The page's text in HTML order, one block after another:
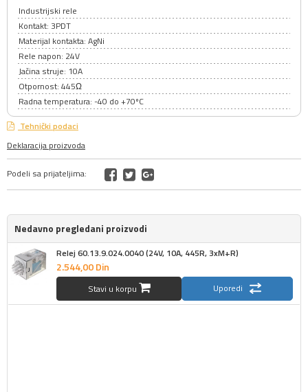
Industrijski rele
Kontakt: 3PDT
Materijal kontakta: AgNi
Rele napon: 24V
Jačina struje: 10A
Otpornost: 445Ω
Radna temperatura: -40 do +70ºC
Tehnički podaci
Deklaracija proizvoda
Podeli sa prijateljima:
Nedavno pregledani proizvodi
Relej 60.13.9.024.0040 (24V, 10A, 445R, 3xM+R)
2.544,00Din
Stavi u korpu Uporedi